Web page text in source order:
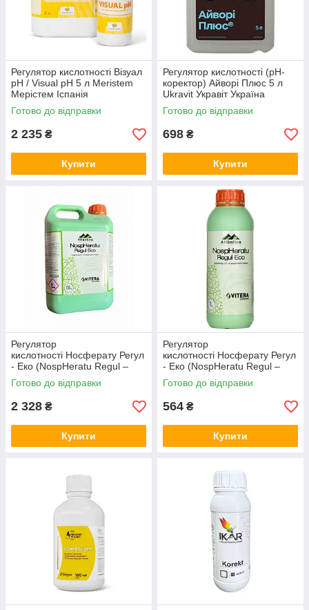
Регулятор кислотності Візуал
pH / Visual pH 5 л Meristem
Мерістем Іспанія
Готово до відправки
2 235 ₴
Купити
Регулятор кислотності (рН-
коректор) Айворі Плюс 5 л
Ukravit Укравіт Україна
Готово до відправки
698 ₴
Купити
Регулятор
кислотності Носферату Регул
- Еко (NospHeratu Regul –
Eco) 5 л Вітера Atlantica
Іспанія
Готово до відправки
2 328 ₴
Купити
Регулятор
кислотності Носферату Регул
- Еко (NospHeratu Regul –
Eco) 1 л Вітера Atlantica
Іспанія
Готово до відправки
564 ₴
Купити